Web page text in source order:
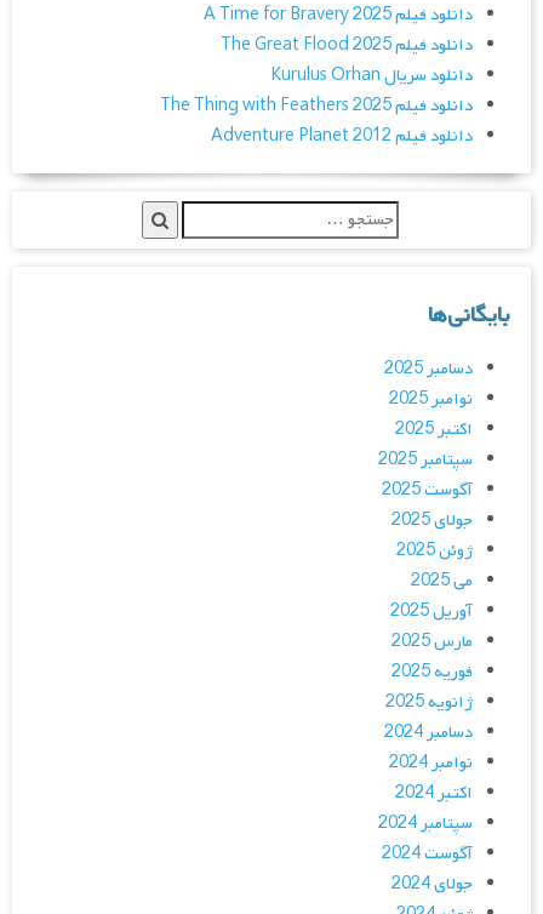
دانلود فیلم A Time for Bravery 2025
دانلود فیلم The Great Flood 2025
دانلود سریال Kurulus Orhan
دانلود فیلم The Thing with Feathers 2025
دانلود فیلم Adventure Planet 2012
بایگانی‌ها
دسامبر 2025
نوامبر 2025
اکتبر 2025
سپتامبر 2025
آگوست 2025
جولای 2025
ژوئن 2025
می 2025
آوریل 2025
مارس 2025
فوریه 2025
ژانویه 2025
دسامبر 2024
نوامبر 2024
اکتبر 2024
سپتامبر 2024
آگوست 2024
جولای 2024